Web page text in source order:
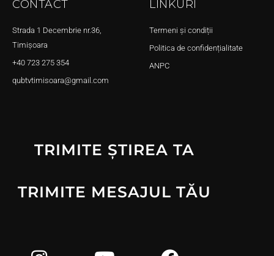
CONTACT
Strada 1 Decembrie nr.36,
Timișoara
+40 723 275 354
qubtvtimisoara@gmail.com
LINKURI
Termeni și condiții
Politica de confidențialitate
ANPC
TRIMITE ȘTIREA TA
TRIMITE MESAJUL TĂU